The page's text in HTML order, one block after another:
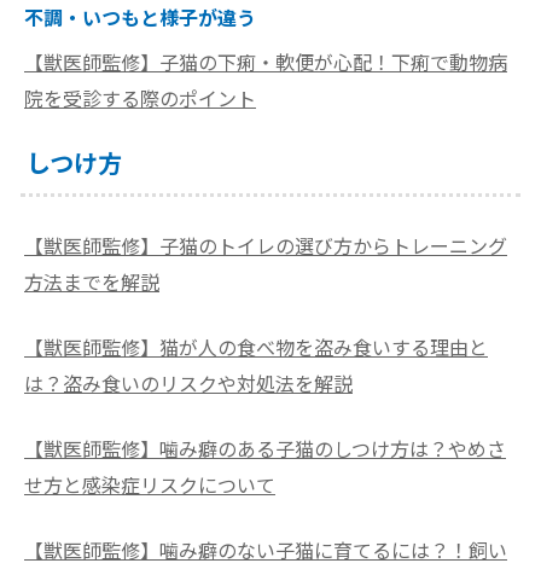
不調・いつもと様子が違う
【獣医師監修】子猫の下痢・軟便が心配！下痢で動物病
院を受診する際のポイント
しつけ方
【獣医師監修】子猫のトイレの選び方からトレーニング
方法までを解説
【獣医師監修】猫が人の食べ物を盗み食いする理由と
は？盗み食いのリスクや対処法を解説
【獣医師監修】噛み癖のある子猫のしつけ方は？やめさ
せ方と感染症リスクについて
【獣医師監修】噛み癖のない子猫に育てるには？！飼い